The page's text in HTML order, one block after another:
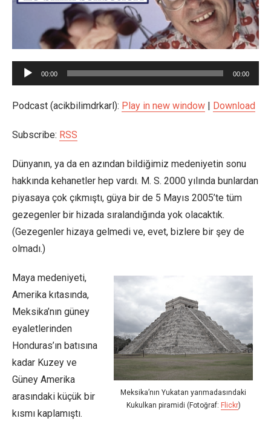
Ses
oynatıcı
00:00 00:00
Podcast (acikbilimdrkarl): Play in new window Download
Subscribe: RSS
Dünyanın, ya da en azından bildiğimiz medeniyetin sonu
hakkında kehanetler hep vardı. M. S. 2000 yılında bunlardan
piyasaya çok çıkmıştı, güya bir de 5 Mayıs 2005’te tüm
gezegenler bir hizada sıralandığında yok olacaktık.
(Gezegenler hizaya gelmedi ve, evet, bizlere bir şey de
olmadı.)
Meksika’nın Yukatan yarımadasındaki
Kukulkan piramidi (Fotoğraf: Flickr)
Maya medeniyeti,
Amerika kıtasında,
Meksika’nın güney
eyaletlerinden
Honduras’ın batısına
kadar Kuzey ve
Güney Amerika
arasındaki küçük bir
kısmı kaplamıştı.